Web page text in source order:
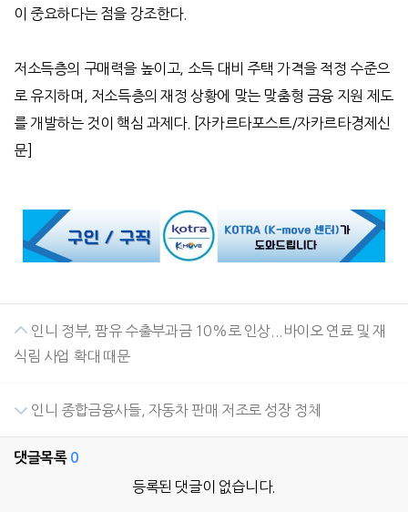
이 중요하다는 점을 강조한다.
저소득층의 구매력을 높이고
소득 대비 주택 가격을 적정 수준으
로 유지하며
저소득층의 재정 상황에 맞는 맞춤형 금융 지원 제도
를 개발하는 것이 핵심 과제다. [자카르타포스트 /자카르타경제신
문]
인니 정부, 팜유 수출부과금 10%로 인상...바이오 연료 및 재
식림 사업 확대 때문
인니 종합금융사들, 자동차 판매 저조로 성장 정체
댓글목록 0
등록된 댓글이 없습니다.